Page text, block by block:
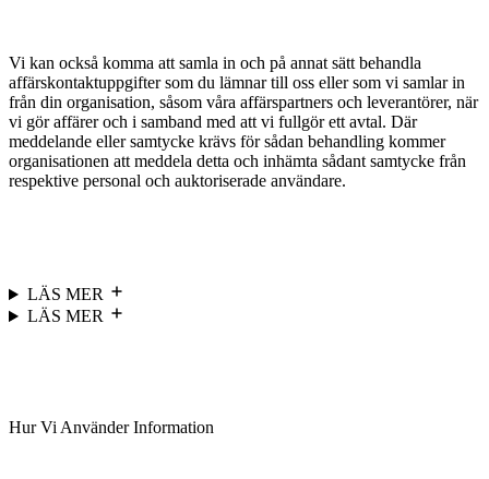
Vi kan också komma att samla in och på annat sätt behandla
affärskontaktuppgifter som du lämnar till oss eller som vi samlar in
från din organisation, såsom våra affärspartners och leverantörer, när
vi gör affärer och i samband med att vi fullgör ett avtal. Där
meddelande eller samtycke krävs för sådan behandling kommer
organisationen att meddela detta och inhämta sådant samtycke från
respektive personal och auktoriserade användare.
LÄS MER
LÄS MER
Hur Vi Använder Information